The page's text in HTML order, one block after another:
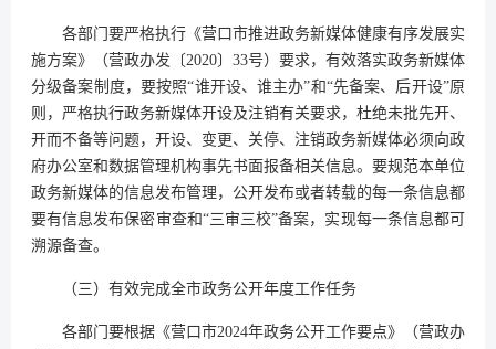
各部门要严格执行《营口市推进政务新媒体健康有序发展实
施方案》（营政办发〔2020〕33号）要求，有效落实政务新媒体
分级备案制度，要按照“谁开设、谁主办”和“先备案、后开设”原
则，严格执行政务新媒体开设及注销有关要求，杜绝未批先开、
开而不备等问题，开设、变更、关停、注销政务新媒体必须向政
府办公室和数据管理机构事先书面报备相关信息。要规范本单位
政务新媒体的信息发布管理，公开发布或者转载的每一条信息都
要有信息发布保密审查和“三审三校”备案，实现每一条信息都可
溯源备查。
（三）有效完成全市政务公开年度工作任务
各部门要根据《营口市2024年政务公开工作要点》（营政办